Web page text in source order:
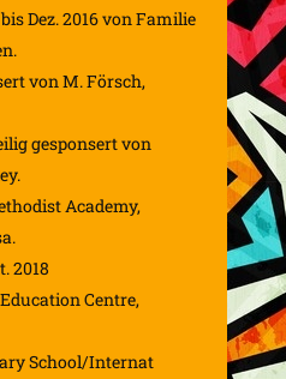
Dez. 2016 von Familie
von M. Försch,
gesponsert von
Academy,
2018
Centre,
School/Internat